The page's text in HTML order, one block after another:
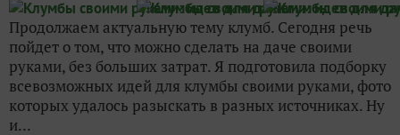
Продолжаем актуальную тему клумб. Сегодня речь
пойдет о том, что можно сделать на даче своими
руками, без больших затрат. Я подготовила подборку
всевозможных идей для клумбы своими руками, фото
которых удалось разыскать в разных источниках. Ну
и...